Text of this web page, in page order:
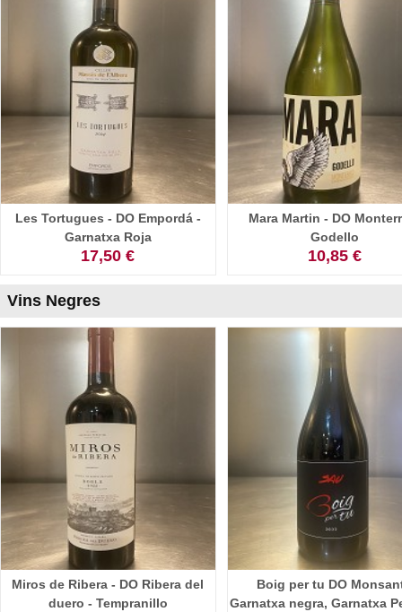
Les Tortugues - DO Empordá -
Garnatxa Roja
17,50 €
Mara Martin - DO
Godello
10,85 €
Vins Negres
Miros de Ribera - DO Ribera del
duero - Tempranillo
Boig per tu DO
Garnatxa negra, Garnatxa